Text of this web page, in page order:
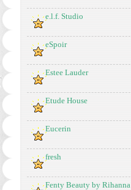
e.l.f. Studio
eSpoir
Estee Lauder
Etude House
Eucerin
fresh
Fenty Beauty by Rihanna